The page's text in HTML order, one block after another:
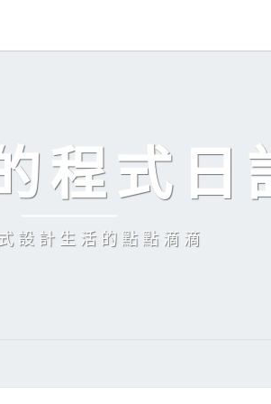
程式日
設計生活的點點滴滴